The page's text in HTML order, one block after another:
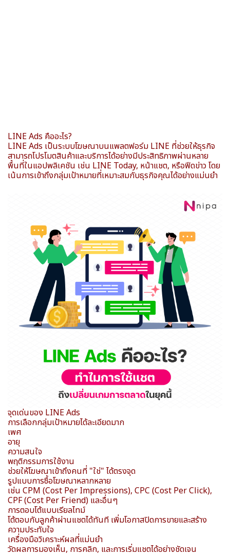
LINE Ads คืออะไร?
LINE Ads เป็นระบบโฆษณาบนแพลตฟอร์ม LINE ที่ช่วยให้ธุรกิจ
สามารถโปรโมตสินค้าและบริการได้อย่างมีประสิทธิภาพผ่านหลาย
พื้นที่ในแอปพลิเคชัน เช่น LINE Today, หน้าแชต, หรือฟีดข่าว โดย
เน้นการเข้าถึงกลุ่มเป้าหมายที่เหมาะสมกับธุรกิจคุณได้อย่างแม่นยำ
จุดเด่นของ LINE Ads
การเลือกกลุ่มเป้าหมายได้ละเอียดมาก
เพศ
อายุ
ความสนใจ
พฤติกรรมการใช้งาน
ช่วยให้โฆษณาเข้าถึงคนที่ "ใช่" ได้ตรงจุด
รูปแบบการซื้อโฆษณาหลากหลาย
เช่น CPM (Cost Per Impressions), CPC (Cost Per Click),
CPF (Cost Per Friend) และอื่นๆ
การตอบโต้แบบเรียลไทม์
โต้ตอบกับลูกค้าผ่านแชตได้ทันที เพิ่มโอกาสปิดการขายและสร้าง
ความประทับใจ
เครื่องมือวิเคราะห์ผลที่แม่นยำ
วัดผลการมองเห็น, การคลิก, และการเริ่มแชตได้อย่างชัดเจน